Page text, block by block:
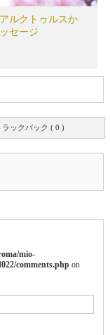
ルクトゥルスか
セージ
ラックバック ( 0 )
mio-
comments.phpon